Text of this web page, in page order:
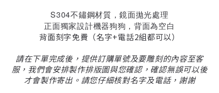
S304不鏽鋼材質，鏡面拋光處理
正面獨家設計機器狗狗，背面為空白
背面刻字免費（名字+電話2組都可以）
請在下單完成後，提供訂購單號及要雕刻的內容至客
服，我們會安排製作排版圖與您確認，確認無誤可以後
才會製作寄出。請您仔細核對名字及電話，謝謝